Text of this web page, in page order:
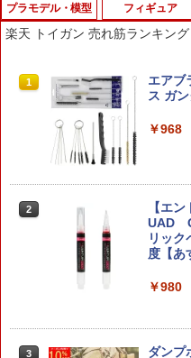
プラモデル・模型
1
プラモ
ラー 1/
DAI
タミヤ
Rシャ
ト 【
￥1,100
3
EG 1/
フィギュア
1
Gift+
ン・ジ
￥6,741
2
ガチ
ラメア
※コン
チャガ
￥1,980
3
【国内
楽天 トイガン 売れ筋ランキング
1
エアブ
ス ガ
￥968
2
【エ
UAD
リッ
度【あ
￥980
3
ダンプ